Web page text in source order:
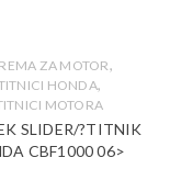
ZA MOTOR,
HONDA,
MOTORA
SLIDER/?TITNIK
CBF1000 06>